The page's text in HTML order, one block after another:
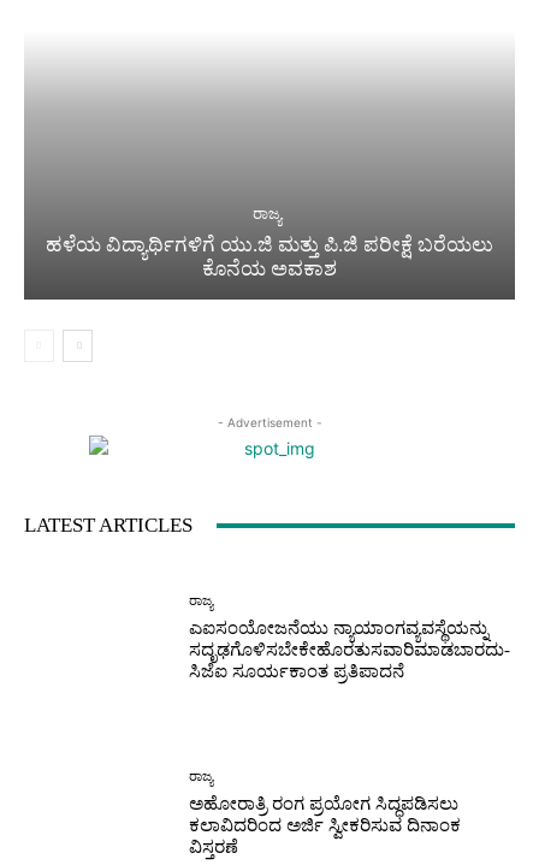
ರಾಜ್ಯ
ಹಳೆಯ ವಿದ್ಯಾರ್ಥಿಗಳಿಗೆ ಯು.ಜಿ ಮತ್ತು ಪಿ.ಜಿ ಪರೀಕ್ಷೆ ಬರೆಯಲು
ಕೊನೆಯ ಅವಕಾಶ
- Advertisement -
LATEST ARTICLES
ರಾಜ್ಯ
ಎಐಸಂಯೋಜನೆಯು ನ್ಯಾಯಾಂಗವ್ಯವಸ್ಥೆಯನ್ನು
ಸದೃಢಗೊಳಿಸಬೇಕೇಹೊರತುಸವಾರಿಮಾಡಬಾರದು-
ಸಿಜೆಐ ಸೂರ್ಯಕಾಂತ ಪ್ರತಿಪಾದನೆ
ರಾಜ್ಯ
ಅಹೋರಾತ್ರಿ ರಂಗ ಪ್ರಯೋಗ ಸಿದ್ಧಪಡಿಸಲು
ಕಲಾವಿದರಿಂದ ಅರ್ಜಿ ಸ್ವೀಕರಿಸುವ ದಿನಾಂಕ
ವಿಸ್ತರಣೆ